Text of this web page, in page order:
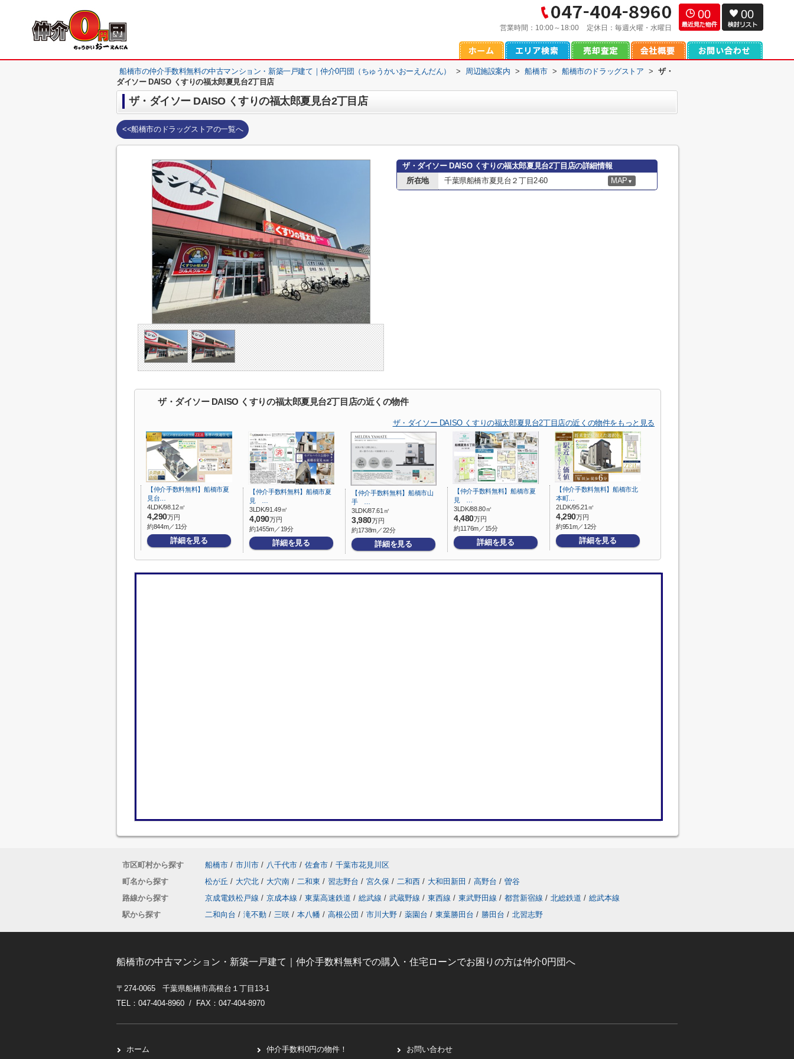
営業時間： 10:00～18:00 定休日： 毎週火曜・水曜日
00 00
船橋市の仲介手数料無料の中古マンション・新築一戸建て｜仲介0円団（ちゅうかいおーえんだん） > 周辺施設案内 > 船橋市 > 船橋市のドラッグストア >
ザ・
ダイソー DAISO くすりの福太郎夏見台2丁目店
ザ・ダイソー DAISO くすりの福太郎夏見台2丁目店
<<船橋市のドラッグストアの一覧へ
ザ・ダイソー DAISO くすりの福太郎夏見台2丁目店の詳細情報
所在地
千葉県船橋市夏見台２丁目2-60 MAP ▼
ザ・ダイソー DAISO くすりの福太郎夏見台2丁目店の近くの物件
ザ・ダイソー DAISO くすりの福太郎夏見台2丁目店の近くの物件をもっと見る
【仲介手数料無料】船橋市夏
見台…
4LDK/98.12㎡
4,290万円
約844m／11分
詳細を見る
【仲介手数料無料】船橋市夏
見 …
3LDK/91.49㎡
4,090万円
約1455m／19分
詳細を見る
【仲介手数料無料】船橋市山
手 …
3LDK/87.61㎡
3,980万円
約1738m／22分
詳細を見る
【仲介手数料無料】船橋市夏
見 …
3LDK/88.80㎡
4,480万円
約1176m／15分
詳細を見る
【仲介手数料無料】船橋市北
本町…
2LDK/95.21㎡
4,290万円
約951m／12分
詳細を見る
市区町村から探す 船橋市 / 市川市 / 八千代市 / 佐倉市 / 千葉市花見川区
町名から探す
松が丘 / 大穴北 / 大穴南 / 二和東 / 習志野台 / 宮久保 / 二和西 / 大和田新田 / 高野台 / 曽谷
路線から探す
京成電鉄松戸線 / 京成本線 / 東葉高速鉄道 / 総武線 / 武蔵野線 / 東西線 / 東武野田線 / 都営新宿線 / 北総鉄道 / 総武本線
駅から探す
二和向台 / 滝不動 / 三咲 / 本八幡 / 高根公団 / 市川大野 / 薬園台 / 東葉勝田台 / 勝田台 / 北習志野
船橋市の中古マンション・新築一戸建て｜仲介手数料無料での購入・住宅ローンでお困りの方は仲介0円団へ
〒274-0065 千葉県船橋市高根台１丁目13-1
TEL：047-404-8960 / FAX：047-404-8970
ホーム 仲介手数料0円の物件！ お問い合わせ